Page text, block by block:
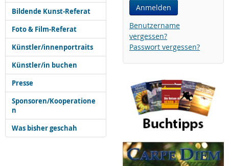
Bildende Kunst-Referat
Foto & Film-Referat
Künstler/innenportraits
Künstler/in buchen
Presse
Sponsoren/Kooperatione
n
Was bisher geschah
Anmelden
Benutzername
vergessen?
Passwort vergessen?